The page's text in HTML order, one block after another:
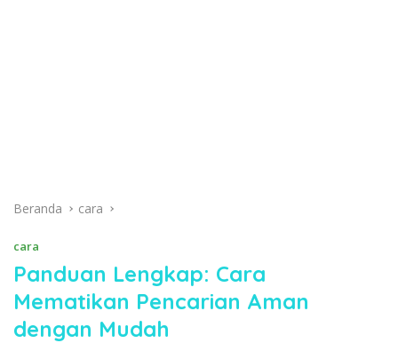
Beranda cara
cara
Panduan Lengkap: Cara
Mematikan Pencarian Aman
dengan Mudah